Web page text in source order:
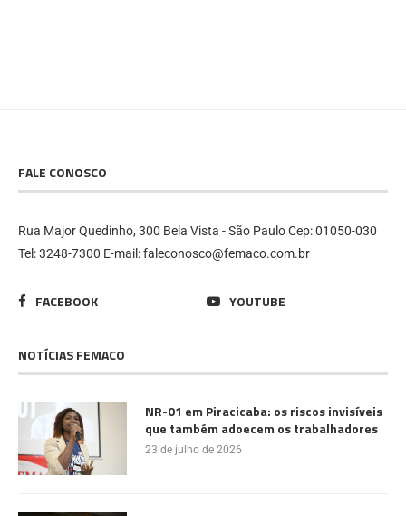
FALE CONOSCO
Rua Major Quedinho, 300 Bela Vista - São Paulo Cep: 01050-030
Tel: 3248-7300 E-mail: faleconosco@femaco.com.br
FACEBOOK YOUTUBE
NOTÍCIAS FEMACO
NR-01 em Piracicaba: os riscos invisíveis
que também adoecem os trabalhadores
23 de julho de 2026